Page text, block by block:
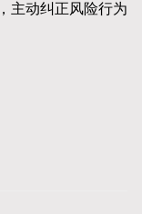
主动纠正风险行为